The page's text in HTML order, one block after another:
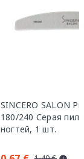
SINCERO SALON
180/240 Серая
ногтей, 1 шт.